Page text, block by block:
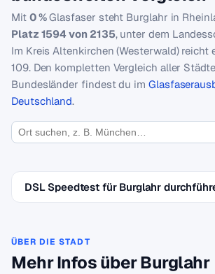
Mit 0 %Glasfaser steht Burglahr in
Platz 1594 von 2135, unter dem
Im Kreis Altenkirchen (Westerwald) reicht
109. Den kompletten Vergleich aller
Bundesländer findest du im
Deutschland.
DSL Speedtest für Burglahr
ÜBER DIE STADT
Mehr Infos über Burglahr